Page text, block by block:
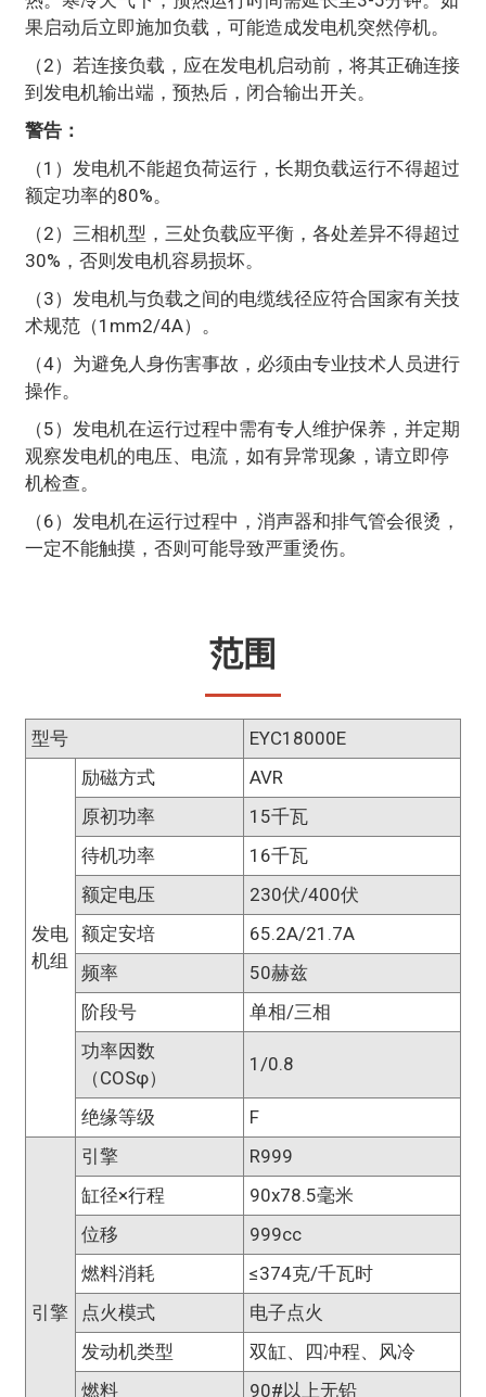
果启动后立即施加负载，可能造成发电机突然停机。
（2）若连接负载，应在发电机启动前，将其正确连接
到发电机输出端，预热后，闭合输出开关。
警告：
（1）发电机不能超负荷运行，长期负载运行不得超过
额定功率的80%。
（2）三相机型，三处负载应平衡，各处差异不得超过
30%，否则发电机容易损坏。
（3）发电机与负载之间的电缆线径应符合国家有关技
术规范（1mm2/4A）。
（4）为避免人身伤害事故，必须由专业技术人员进行
操作。
（5）发电机在运行过程中需有专人维护保养，并定期
观察发电机的电压、电流，如有异常现象，请立即停
机检查。
（6）发电机在运行过程中，消声器和排气管会很烫，
一定不能触摸，否则可能导致严重烫伤。
范围
型号 EYC18000E
发电
机组
励磁方式
AVR
原初功率
15千瓦
待机功率
16千瓦
额定电压
230伏/400伏
额定安培
65.2A/21.7A
频率
50赫兹
阶段号
单相/三相
功率因数
（COSφ）
1/0.8
绝缘等级 F
引擎
引擎
R999
缸径×行程
90x78.5毫米
位移
999cc
燃料消耗
≤374克/千瓦时
点火模式
电子点火
发动机类型
双缸、四冲程、风冷
燃料
90#以上无铅